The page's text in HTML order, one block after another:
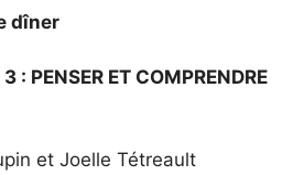
dîner
: PENSER ET COMPRENDRE
et Joelle Tétreault